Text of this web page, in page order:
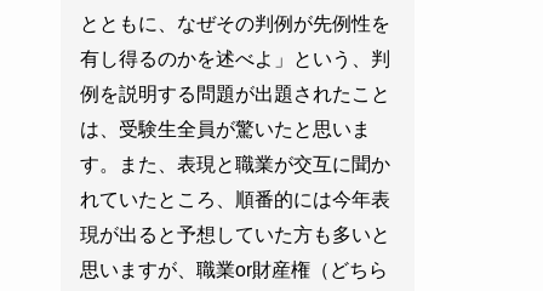
とともに、なぜその判例が先例性を
有し得るのかを述べよ」という、判
例を説明する問題が出題されたこと
は、受験生全員が驚いたと思いま
す。また、表現と職業が交互に聞か
れていたところ、順番的には今年表
現が出ると予想していた方も多いと
思いますが、職業or財産権（どちら